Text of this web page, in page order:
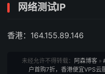
网络测试IP
香港：164.155.89.146
未经允许不得转载： 阿森博客 »
户首购7折，香港便宜VPS云